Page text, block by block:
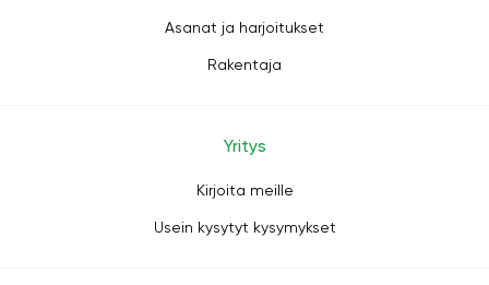
Asanat ja harjoitukset
Rakentaja
Yritys
Kirjoita meille
Usein kysytyt kysymykset